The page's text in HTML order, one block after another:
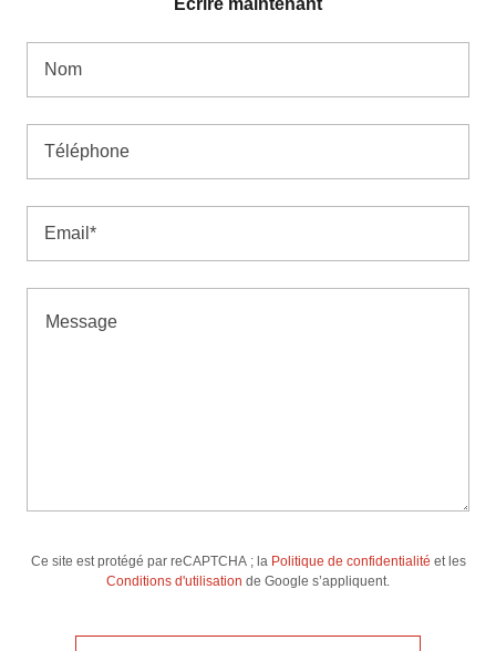
Nom
Téléphone
Email*
Ce site est protégé par reCAPTCHA ; la Politique de confidentialité et les
Conditions d'utilisation de Google s’appliquent.